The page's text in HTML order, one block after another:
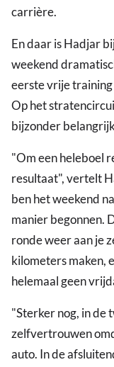
carrière.
En daar is Hadjar
weekend
eerste vrije
Op het
bijzonder
"Om een heleboel
resultaat", vertelt
ben het weekend
manier begonnen.
ronde weer aan je
kilometers maken,
helemaal geen
"Sterker nog, in de
zelfvertrouwen
auto. In de